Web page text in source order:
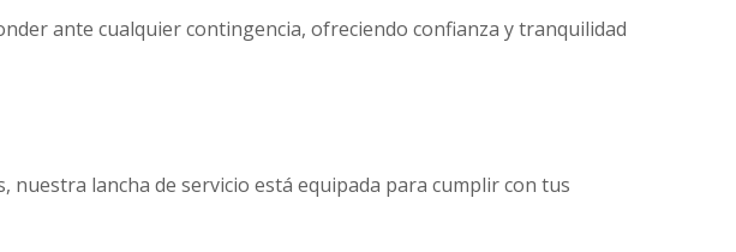
ante cualquier contingencia, ofreciendo confianza y tranquilidad
lancha de servicio está equipada para cumplir con tus